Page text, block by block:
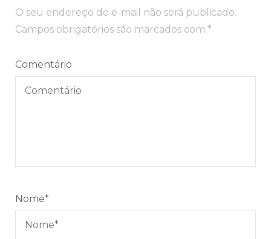
post
O seu endereço de e-mail não será publicado.
Campos obrigatórios são marcados com *
Comentário
Nome*